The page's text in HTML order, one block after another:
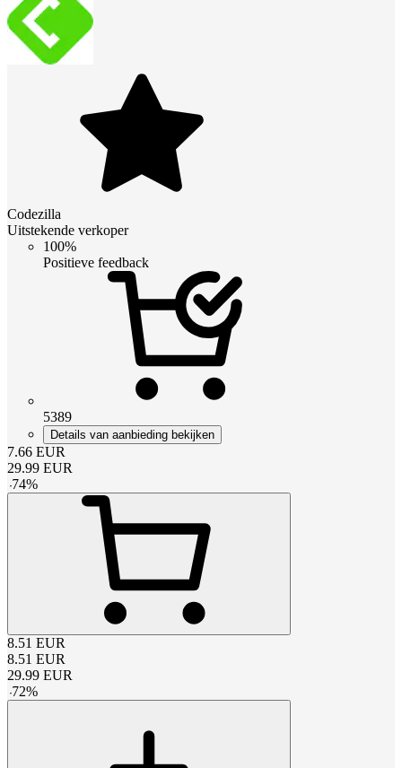
Codezilla
Uitstekende verkoper
100%
Positieve feedback
5389
Details van aanbieding bekijken
7.66 EUR
29.99 EUR
-74%
8.51 EUR
8.51 EUR
29.99 EUR
-72%